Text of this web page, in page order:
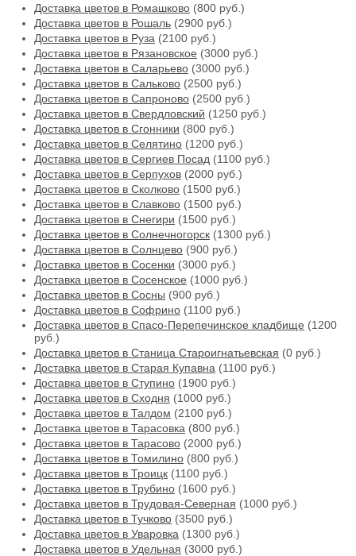
Доставка цветов в Ромашково (800 руб.)
Доставка цветов в Рошаль (2900 руб.)
Доставка цветов в Руза (2100 руб.)
Доставка цветов в Рязановское (3000 руб.)
Доставка цветов в Саларьево (3000 руб.)
Доставка цветов в Сальково (2500 руб.)
Доставка цветов в Сапроново (2500 руб.)
Доставка цветов в Свердловский (1250 руб.)
Доставка цветов в Сгонники (800 руб.)
Доставка цветов в Селятино (1200 руб.)
Доставка цветов в Сергиев Посад (1100 руб.)
Доставка цветов в Серпухов (2000 руб.)
Доставка цветов в Сколково (1500 руб.)
Доставка цветов в Славково (1500 руб.)
Доставка цветов в Снегири (1500 руб.)
Доставка цветов в Солнечногорск (1300 руб.)
Доставка цветов в Солнцево (900 руб.)
Доставка цветов в Сосенки (3000 руб.)
Доставка цветов в Сосенское (1000 руб.)
Доставка цветов в Сосны (900 руб.)
Доставка цветов в Софрино (1100 руб.)
Доставка цветов в Спасо-Перепечинское кладбище (1200
руб.)
Доставка цветов в Станица Староигнатьевская (0 руб.)
Доставка цветов в Старая Купавна (1100 руб.)
Доставка цветов в Ступино (1900 руб.)
Доставка цветов в Сходня (1000 руб.)
Доставка цветов в Талдом (2100 руб.)
Доставка цветов в Тарасовка (800 руб.)
Доставка цветов в Тарасово (2000 руб.)
Доставка цветов в Томилино (800 руб.)
Доставка цветов в Троицк (1100 руб.)
Доставка цветов в Трубино (1600 руб.)
Доставка цветов в Трудовая-Северная (1000 руб.)
Доставка цветов в Тучково (3500 руб.)
Доставка цветов в Уваровка (1300 руб.)
Доставка цветов в Удельная (3000 руб.)